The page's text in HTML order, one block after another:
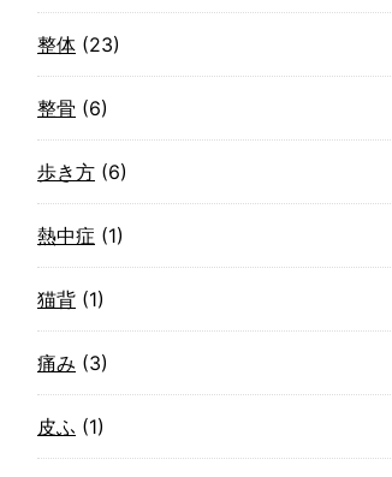
整体 (23)
整骨 (6)
歩き方 (6)
熱中症 (1)
猫背 (1)
痛み (3)
皮ふ (1)